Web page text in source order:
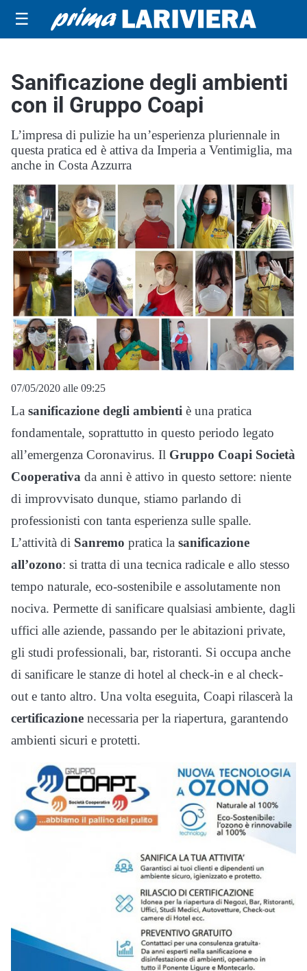
☰
Sanificazione degli ambienti
con il Gruppo Coapi
L’impresa di pulizie ha un’esperienza pluriennale in
questa pratica ed è attiva da Imperia a Ventimiglia, ma
anche in Costa Azzurra
07/05/2020 alle 09:25
La sanificazione degli ambienti è una pratica
fondamentale, soprattutto in questo periodo legato
all’emergenza Coronavirus. Il Gruppo Coapi Società
Cooperativa da anni è attivo in questo settore: niente
di improvvisato dunque, stiamo parlando di
professionisti con tanta esperienza sulle spalle.
L’attività di Sanremo pratica la sanificazione
all’ozono: si tratta di una tecnica radicale e allo stesso
tempo naturale, eco-sostenibile e assolutamente non
nociva. Permette di sanificare qualsiasi ambiente, dagli
uffici alle aziende, passando per le abitazioni private,
gli studi professionali, bar, ristoranti. Si occupa anche
di sanificare le stanze di hotel al check-in e al check-
out e tanto altro. Una volta eseguita, Coapi rilascerà la
certificazione necessaria per la riapertura, garantendo
ambienti sicuri e protetti.